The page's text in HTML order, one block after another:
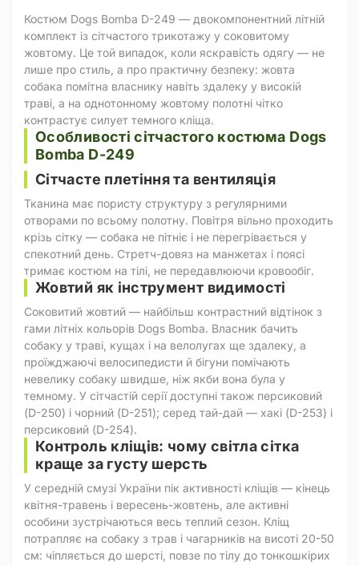
Костюм Dogs Bomba D-249 — двокомпонентний літній
комплект із сітчастого трикотажу у соковитому
жовтому. Це той випадок, коли яскравість одягу — не
лише про стиль, а про практичну безпеку: жовта
собака помітна власнику навіть здалеку у високій
траві, а на однотонному жовтому полотні чітко
контрастує силует темного кліща.
Особливості сітчастого костюма Dogs
Bomba D-249
Сітчасте плетіння та вентиляція
Тканина має пористу структуру з регулярними
отворами по всьому полотну. Повітря вільно проходить
крізь сітку — собака не пітніє і не перегрівається у
спекотний день. Стретч-довяз на манжетах і поясі
тримає костюм на тілі, не передавлюючи кровообіг.
Жовтий як інструмент видимості
Соковитий жовтий — найбільш контрастний відтінок з
гами літніх кольорів Dogs Bomba. Власник бачить
собаку у траві, кущах і на велолугах ще здалеку, а
проїжджаючі велосипедисти й бігуни помічають
невелику собаку швидше, ніж якби вона була у
темному. У сітчастій серії доступні також персиковий
(D-250) і чорний (D-251); серед тай-дай — хакі (D-253) і
персиковий (D-254).
Контроль кліщів: чому світла сітка
краще за густу шерсть
У середній смузі України пік активності кліщів — кінець
квітня-травень і вересень-жовтень, але активні
особини зустрічаються весь теплий сезон. Кліщ
потрапляє на собаку з трав і чагарників на висоті 20-50
см: чіпляється до шерсті, повзе по тілу до тонкошкірих